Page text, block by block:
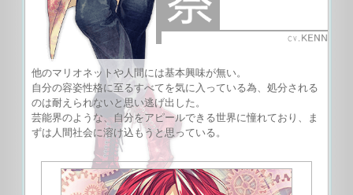
他のマリオネットや人間には基本興味が無い。
自分の容姿性格に至るすべてを気に入っている為、処分される
のは耐えられないと思い逃げ出した。
芸能界のような、自分をアピールできる世界に憧れており、ま
ずは人間社会に溶け込もうと思っている。